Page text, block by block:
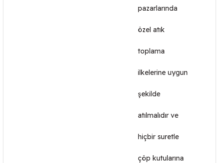
pazarlarında
özel atık
toplama
ilkelerine uygun
şekilde
atılmalıdır ve
hiçbir suretle
çöp kutularına